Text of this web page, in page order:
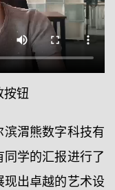
按钮
渭熊数字科技有
学的汇报进行了
出卓越的艺术设